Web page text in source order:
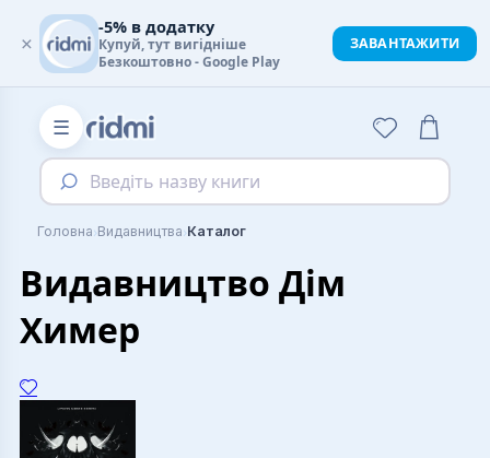
☰
Введіть назву книги
Головна›Видавництва›Каталог
Видавництво Дім
Химер
×
-5% в додатку
Купуй, тут вигідніше
Безкоштовно - Google Play
ЗАВАНТАЖИТИ